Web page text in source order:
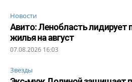
Новости
Авито: Ленобласть лидирует
жилья на август
07.08.2026 16:03
Звезды